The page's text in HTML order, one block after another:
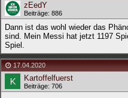
zEedY
Beiträge: 886
Dann ist das wohl wieder das
sind. Mein Messi hat jetzt 1197
Spiel.
17.04.2020
Kartoffelfuerst
Beiträge: 706